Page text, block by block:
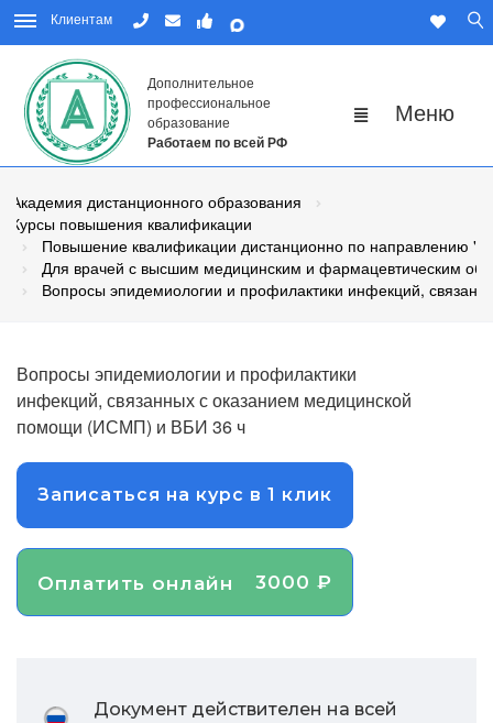
Клиентам
Дополнительное
профессиональное
образование
Работаем по всей РФ
Академия дистанционного образования
Курсы повышения квалификации
Повышение квалификации дистанционно по направлению
Для врачей с высшим медицинским и фармацевтическим
Вопросы эпидемиологии и профилактики инфекций,
Вопросы эпидемиологии и профилактики
инфекций, связанных с оказанием медицинской
помощи (ИСМП) и ВБИ 36 ч
Записаться на курс в 1 клик
Оплатить онлайн 3000 ₽
Документ действителен на всей